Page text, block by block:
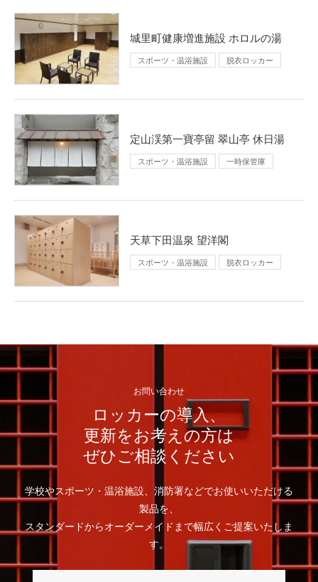
城里町健康増進施設 ホロルの湯
スポーツ・温浴施設 脱衣ロッカー
定山渓第一寶亭留 翠山亭 休日湯
スポーツ・温浴施設 一時保管庫
天草下田温泉 望洋閣
スポーツ・温浴施設 脱衣ロッカー
お問い合わせ
ロッカーの導入、
更新をお考えの方は
ぜひご相談ください
学校やスポーツ・温浴施設、消防署などでお使いいただける
製品を、
スタンダードからオーダーメイドまで幅広くご提案いたしま
す。